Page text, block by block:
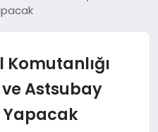
Astsubay
Yapacak